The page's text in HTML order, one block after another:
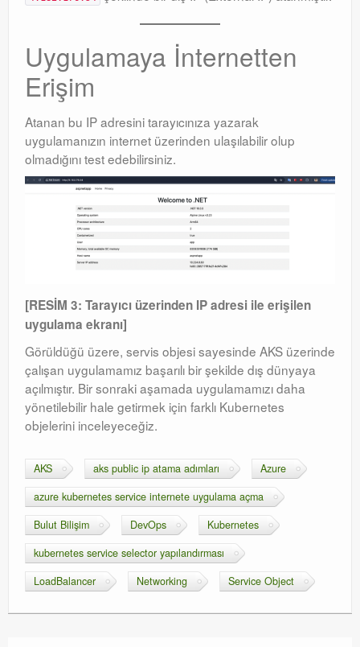
Uygulamaya İnternetten
Erişim
Atanan bu IP adresini tarayıcınıza yazarak
uygulamanızın internet üzerinden ulaşılabilir olup
olmadığını test edebilirsiniz.
[RESİM 3: Tarayıcı üzerinden IP adresi ile erişilen
uygulama ekranı]
Görüldüğü üzere, servis objesi sayesinde AKS üzerinde
çalışan uygulamamız başarılı bir şekilde dış dünyaya
açılmıştır. Bir sonraki aşamada uygulamamızı daha
yönetilebilir hale getirmek için farklı Kubernetes
objelerini inceleyeceğiz.
AKS aks public ip atama adımları
Azure
azure kubernetes service internete uygulama açma
Bulut Bilişim
DevOps
Kubernetes
kubernetes service selector yapılandırması
LoadBalancer
Networking Service Object